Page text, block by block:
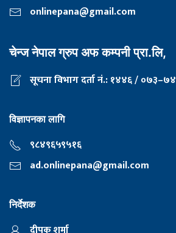
onlinepana@gmail.com
चेन्ज नेपाल ग्रुप अफ कम्पनी प्रा.लि,
सूचना विभाग दर्ता नं.: १४४६ / ०७३–७४
विज्ञापनका लागि
९८४९६५९५१६
ad.onlinepana@gmail.com
निर्देशक